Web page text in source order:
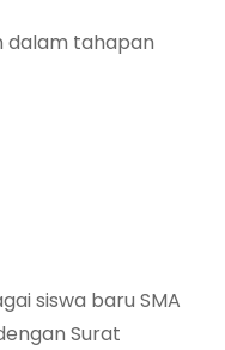
dalam tahapan
siswa baru SMA
Surat